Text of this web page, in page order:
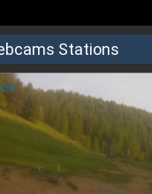
Stations